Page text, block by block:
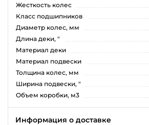
Жесткость колес
Класс подшипников
Диаметр колес, мм
Длина деки, "
Материал деки
Материал подвески
Толщина колес, мм
Ширина подвески, "
Объем коробки, м3
Информация о доставке